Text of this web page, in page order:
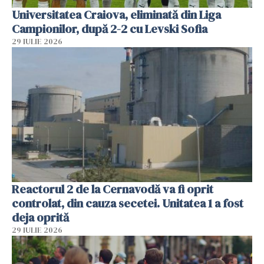
Universitatea Craiova, eliminată din Liga
Campionilor, după 2-2 cu Levski Sofia
29 IULIE 2026
Reactorul 2 de la Cernavodă va fi oprit
controlat, din cauza secetei. Unitatea 1 a fost
deja oprită
29 IULIE 2026